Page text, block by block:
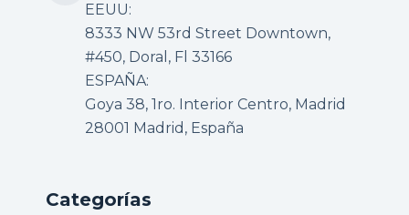
EEUU:
8333 NW 53rd Street Downtown,
#450, Doral, Fl 33166
ESPAÑA:
Goya 38, 1ro. Interior Centro, Madrid
28001 Madrid, España
Categorías